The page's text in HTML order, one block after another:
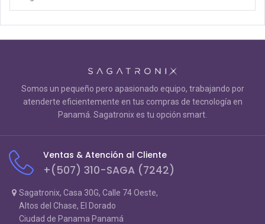
Somos un pequeño pero apasionado equipo, trabajando por
atenderte eficientemente en tus compras de tecnología en
Panamá. Sagatronix es tu opción smart.
Ventas & Atención al Cliente
+(507) 310-SAGA (7242)
Sagatronix, Casa 30G, Calle 74 Oeste,
Altos del Chase, El Dorado
Ciudad de Panama Panamá